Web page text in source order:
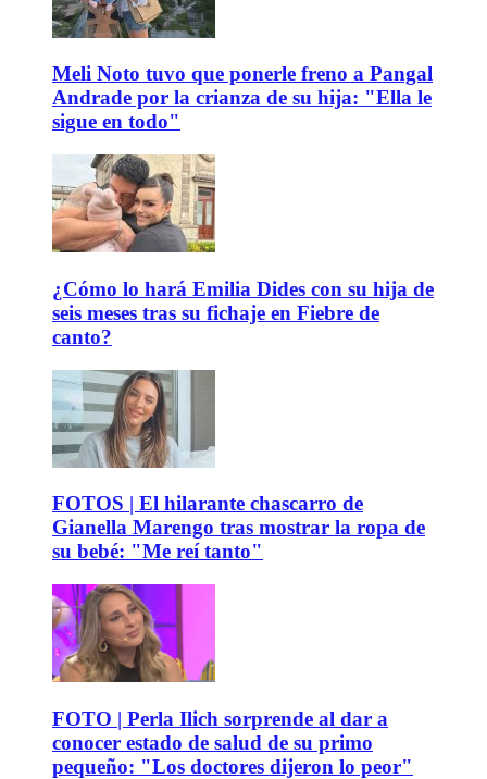
Meli Noto tuvo que ponerle freno a Pangal
Andrade por la crianza de su hija: "Ella le
sigue en todo"
¿Cómo lo hará Emilia Dides con su hija de
seis meses tras su fichaje en Fiebre de
canto?
FOTOS | El hilarante chascarro de
Gianella Marengo tras mostrar la ropa de
su bebé: "Me reí tanto"
FOTO | Perla Ilich sorprende al dar a
conocer estado de salud de su primo
pequeño: "Los doctores dijeron lo peor"